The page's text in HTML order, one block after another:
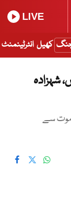
LIVE
جنگ کھیل انٹرٹینمنٹ
شہزادہ
موت سے